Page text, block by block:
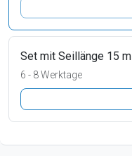
Set mit Seillänge 15 m
6 - 8 Werktage